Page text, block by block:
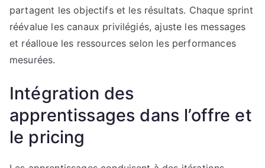
partagent les objectifs et les résultats. Chaque sprint
réévalue les canaux privilégiés, ajuste les messages
et réalloue les ressources selon les performances
mesurées.
Intégration des
apprentissages dans l’offre et
le pricing